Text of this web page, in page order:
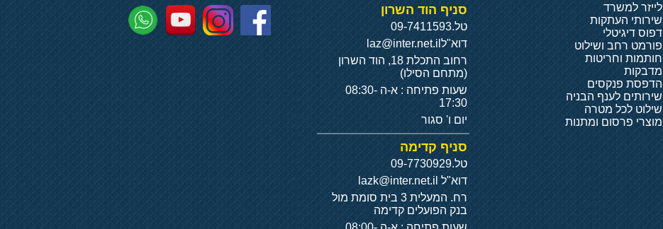
לייזר למשרד
שירותי העתקות
דפוס דיגיטלי
פורמט רחב ושילוט
חותמות וחריטות
מדבקות
הדפסת פנקסים
שירותים לענף הבניה
שילוט לכל מטרה
מוצרי פרסום ומתנות
סניף הוד השרון
טל.09-7411593
דוא"ל laz@inter.net.il
רחוב התכלת 18, הוד השרון
(מתחם הסילו)
שעות פתיחה : א-ה 08:30-
17:30
יום ו' סגור
סניף קדימה
טל.09-7730929
דוא"ל
רח. המעלית 3 בית סומת מול
בנק הפועלים קדימה